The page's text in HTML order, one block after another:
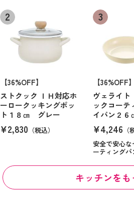
【36%OFF】
ストクック ＩＨ対応ホ
ーロークッキングポッ
ト１８㎝ グレー
¥2,830 （税込）
【36%OFF】
ヴェライト
ックコーテ
イパン２６
¥4,246 （
安全で安心
ーティングパ
キッチンをも